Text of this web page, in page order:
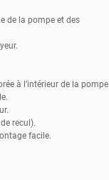
de la pompe et des
à l’intérieur de la pompe
recul).
facile.